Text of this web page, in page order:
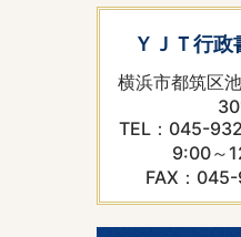
ＹＪＴ行政
横浜市都筑区
TEL：045-
9:00～
FAX：